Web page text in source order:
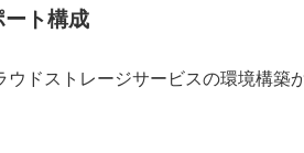
ート構成
ウドストレージサービスの環境構築